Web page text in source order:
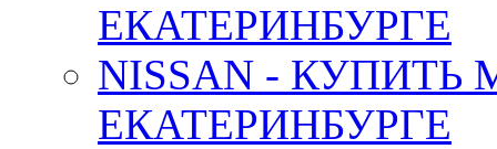
ЕКАТЕРИНБУРГЕ
NISSAN -
ЕКАТЕРИНБУРГЕ